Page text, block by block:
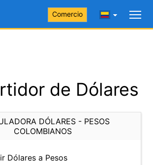
Comercio
de Dólares
DÓLARES - PESOS
COLOMBIANOS
Dólares a Pesos